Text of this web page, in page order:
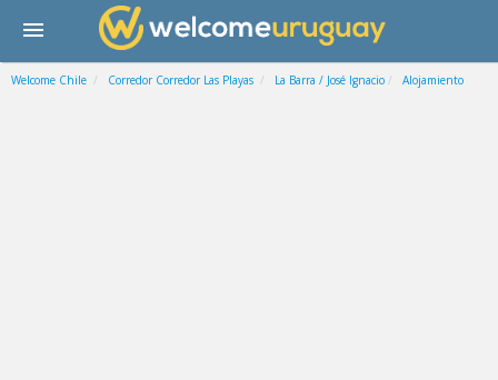
Welcome Chile Corredor Corredor Las Playas La Barra / José Ignacio Alojamiento